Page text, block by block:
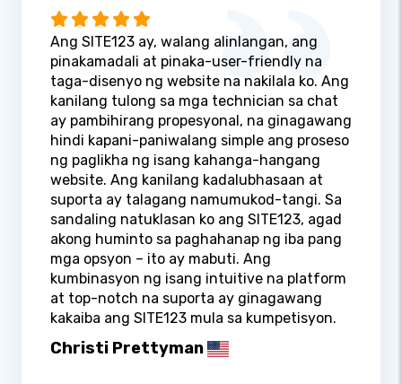
Ang SITE123 ay, walang alinlangan, ang
pinakamadali at pinaka-user-friendly na
taga-disenyo ng website na nakilala ko. Ang
kanilang tulong sa mga technician sa chat
ay pambihirang propesyonal, na ginagawang
hindi kapani-paniwalang simple ang proseso
ng paglikha ng isang kahanga-hangang
website. Ang kanilang kadalubhasaan at
suporta ay talagang namumukod-tangi. Sa
sandaling natuklasan ko ang SITE123, agad
akong huminto sa paghahanap ng iba pang
mga opsyon – ito ay mabuti. Ang
kumbinasyon ng isang intuitive na platform
at top-notch na suporta ay ginagawang
kakaiba ang SITE123 mula sa kumpetisyon.
Christi Prettyman